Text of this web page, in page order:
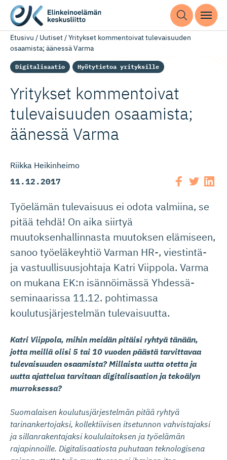
Etusivu / Uutiset/Yritykset kommentoivat tulevaisuuden
osaamista; äänessä Varma
Digitalisaatio Hyötytietoa yrityksille
Yritykset kommentoivat
tulevaisuuden osaamista;
äänessä Varma
Riikka Heikinheimo
11.12.2017
Työelämän tulevaisuus ei odota valmiina, se
pitää tehdä! On aika siirtyä
muutoksenhallinnasta muutoksen elämiseen,
sanoo työeläkeyhtiö Varman HR-, viestintä-
ja vastuullisuusjohtaja Katri Viippola. Varma
on mukana EK:n isännöimässä Yhdessä-
seminaarissa 11.12. pohtimassa
koulutusjärjestelmän tulevaisuutta.
Katri Viippola, mihin meidän pitäisi ryhtyä tänään,
jotta meillä olisi 5 tai 10 vuoden päästä tarvittavaa
tulevaisuuden osaamista? Millaista uutta otetta ja
uutta ajattelua tarvitaan digitalisaation ja tekoälyn
murroksessa?
Suomalaisen koulutusjärjestelmän pitää ryhtyä
tarinankertojaksi, kollektiivisen itsetunnon vahvistajaksi
ja sillanrakentajaksi koululaitoksen ja työelämän
rajapinnoille. Digitalisaatiosta puhutaan teknologisena